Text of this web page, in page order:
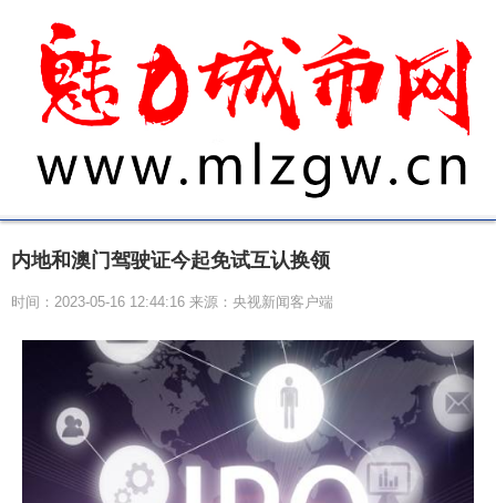
内地和澳门驾驶证今起免试互认换领
时间：2023-05-16 12:44:16 来源：央视新闻客户端